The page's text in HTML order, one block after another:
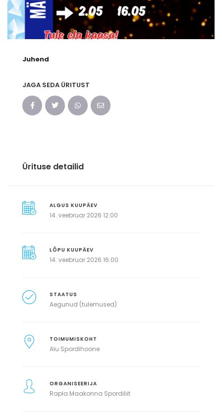
Juhend
JAGA SEDA ÜRITUST
Ürituse detailid
ALGUS KUUPÄEV
14. veebruar 2026 12:00
LÕPU KUUPÄEV
14. veebruar 2026 16:00
STAATUS
Aegunud (tulemused)
TOIMUMISKOHT
Alu Spordihoone
ORGANISEERIJA
Rapla Maakonna Spordiliit